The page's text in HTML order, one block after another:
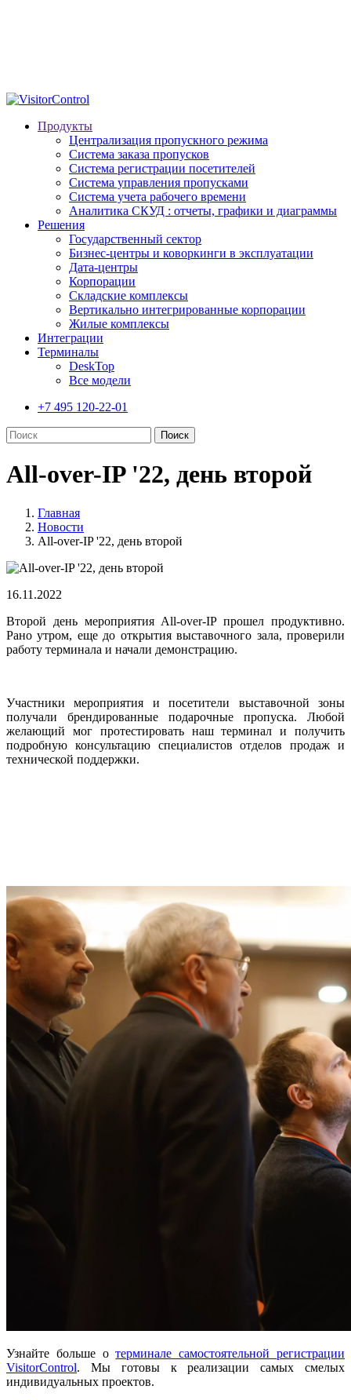
Продукты
Централизация пропускного режима
Система заказа пропусков
Система регистрации посетителей
Система управления пропусками
Система учета рабочего времени
Аналитика СКУД : отчеты, графики и диаграммы
Решения
Государственный сектор
Бизнес-центры и коворкинги в эксплуатации
Дата-центры
Корпорации
Складские комплексы
Вертикально интегрированные корпорации
Жилые комплексы
Интеграции
Терминалы
DeskTop
Все модели
+7 495 120-22-01
All-over-IP '22, день второй
Главная
Новости
All-over-IP '22, день второй
16.11.2022
Второй день мероприятия All-over-IP прошел продуктивно.
Рано утром, еще до открытия выставочного зала, проверили
работу терминала и начали демонстрацию.
Участники мероприятия и посетители выставочной зоны
получали брендированные подарочные пропуска. Любой
желающий мог протестировать наш терминал и получить
подробную консультацию специалистов отделов продаж и
технической поддержки.
Узнайте больше отерминале самостоятельной регистрации
VisitorControl. Мы готовы к реализации самых смелых
индивидуальных проектов.